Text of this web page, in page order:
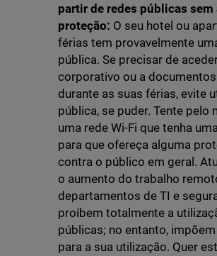
partir de redes públicas sem
proteção: O seu hotel ou
férias tem provavelmente
pública. Se precisar de
corporativo ou a
durante as suas férias, evite
pública, se puder. Tente pelo
uma rede Wi-Fi que tenha
para que ofereça alguma
contra o público em geral.
o aumento do trabalho
departamentos de TI e
proíbem totalmente a
públicas; no entanto,
para a sua utilização. Quer